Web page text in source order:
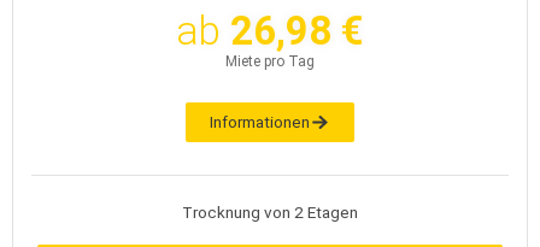
ab 26,98 €
Miete pro Tag
Informationen
Trocknung von 2 Etagen